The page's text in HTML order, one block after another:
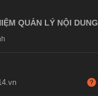
QUẢN LÝ NỘI DUNG